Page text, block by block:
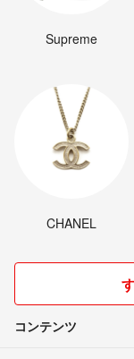
チ)でしょうか。
ｏｓｓｈｙ- 約1年前
ｏｓｓｈｙ様
お問い合わせありが
すので、ヘッド側の
shin- 約1年前
「ヘッド固定用ビス
ね？
それともスリーブ側
ｏｓｓｈｙ- 約1年前
Supreme
CHANEL
コンテンツ